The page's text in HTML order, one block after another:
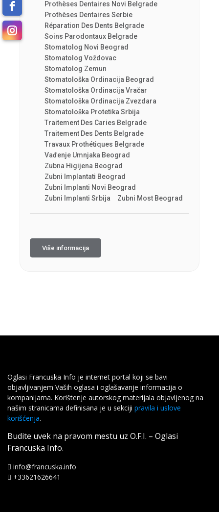
Prothèses Dentaires Novi Belgrade
Prothèses Dentaires Serbie
Réparation Des Dents Belgrade
Soins Parodontaux Belgrade
Stomatolog Novi Beograd
Stomatolog Voždovac
Stomatolog Zemun
Stomatološka Ordinacija Beograd
Stomatološka Ordinacija Vračar
Stomatološka Ordinacija Zvezdara
Stomatološka Protetika Srbija
Traitement Des Caries Belgrade
Traitement Des Dents Belgrade
Travaux Prothétiques Belgrade
Vađenje Umnjaka Beograd
Zubna Higijena Beograd
Zubni Implantati Beograd
Zubni Implanti Novi Beograd
Zubni Implanti Srbija
Zubni Most Beograd
Više informacija
Oglasi Francuska Info je internet portal koji se bavi
objavljivanjem Vaših oglasa i oglašavanje informacija o
kompanijama. Korištenje autorskog materijala objavljenog na
našim stranicama definisana je u sekciji pravila i uslove
korišćenja.
Budite uvek na pravom mestu uz O.F.I. – Oglasi
Francuska Info.
info@francuska.info
+33621626641